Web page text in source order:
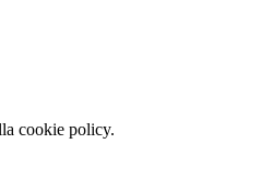
cookie policy.